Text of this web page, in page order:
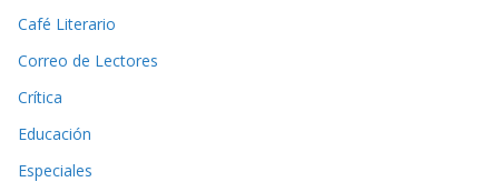
Café Literario
Correo de Lectores
Crítica
Educación
Especiales